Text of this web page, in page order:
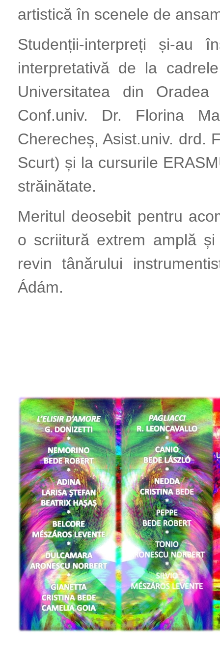
artistică în scenele de
Studenții-interpreți și-au
interpretativă de la
Universitatea din
Conf.univ. Dr. Florina
Cherecheș, Asist.univ. drd.
Scurt) și la cursurile
străinătate.
Meritul deosebit pentru
o scriitură extrem amplă
revin tânărului
Ádám.